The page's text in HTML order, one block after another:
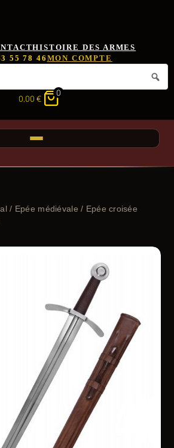
HISTOIRE DES ARMES
55 78 46 MON COMPTE
0,00 €
0
/ Epée médiévale / Epée croisée